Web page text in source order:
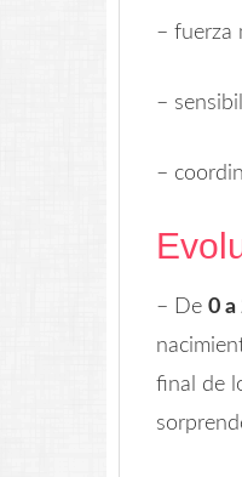
– fuerza
–
–
– De 0 a
final de